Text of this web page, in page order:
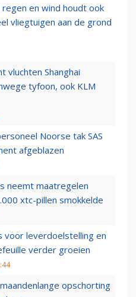
en wind houdt ook
vliegtuigen aan de grond
vluchten Shanghai
tyfoon, ook KLM
Noorse tak SAS
afgeblazen
neemt maatregelen
xtc-pillen smokkelde
voor leverdoelstelling en
verder groeien
opschorting